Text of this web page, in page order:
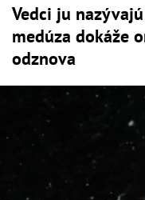
Vedci ju
medúza dokáže
odznova